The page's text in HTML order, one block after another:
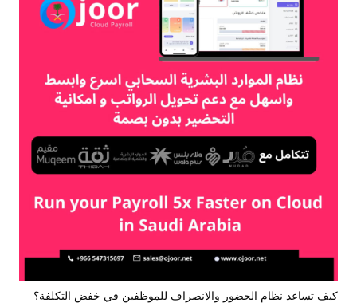
كيف تساعد نظام الحضور والانصراف للموظفين في خفض التكلفة؟